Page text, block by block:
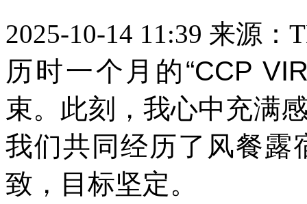
2025-10-14 11:39 来源：
历时一个月的“CCP
束。此刻，我心中充满
我们共同经历了风餐露
致，目标坚定。